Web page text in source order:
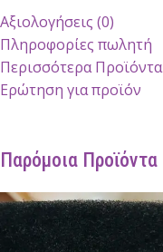
Αξιολογήσεις (0)
Πληροφορίες πωλητή
Περισσότερα Προϊόντα
Ερώτηση για προϊόν
Παρόμοια Προϊόντα